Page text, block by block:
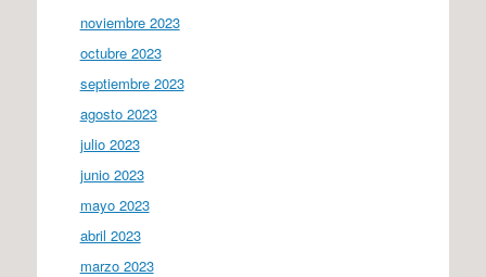
noviembre 2023
octubre 2023
septiembre 2023
agosto 2023
julio 2023
junio 2023
mayo 2023
abril 2023
marzo 2023